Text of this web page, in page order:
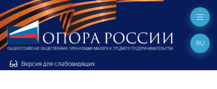
Версия для слабовидящих
RU